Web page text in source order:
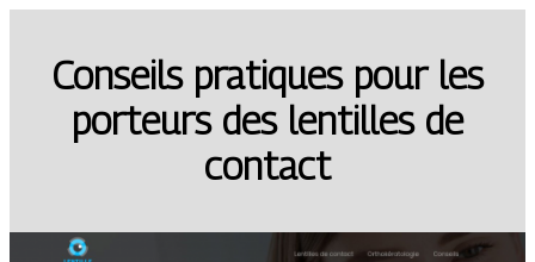
Conseils pratiques pour les
porteurs des lentilles de
contact